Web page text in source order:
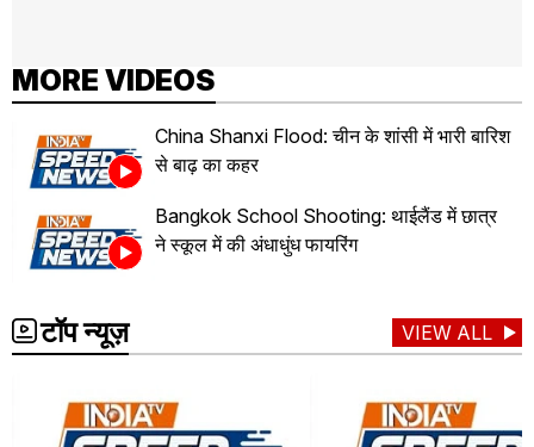
MORE VIDEOS
China Shanxi Flood: चीन के शांसी में भारी बारिश
से बाढ़ का कहर
Bangkok School Shooting: थाईलैंड में छात्र
ने स्कूल में की अंधाधुंध फायरिंग
टॉप न्यूज़ VIEW ALL